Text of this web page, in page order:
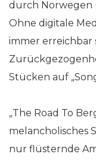
durch Norwegen
Ohne digitale
immer erreichbar
Stücken auf
„The Road To
melancholisches
nur flüsternde